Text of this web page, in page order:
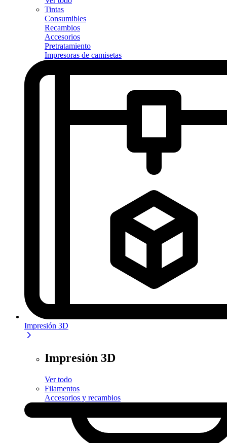
Tintas
Consumibles
Recambios
Accesorios
Pretratamiento
Impresoras de camisetas
Impresión 3D
Impresión 3D
Ver todo
Filamentos
Accesorios y recambios